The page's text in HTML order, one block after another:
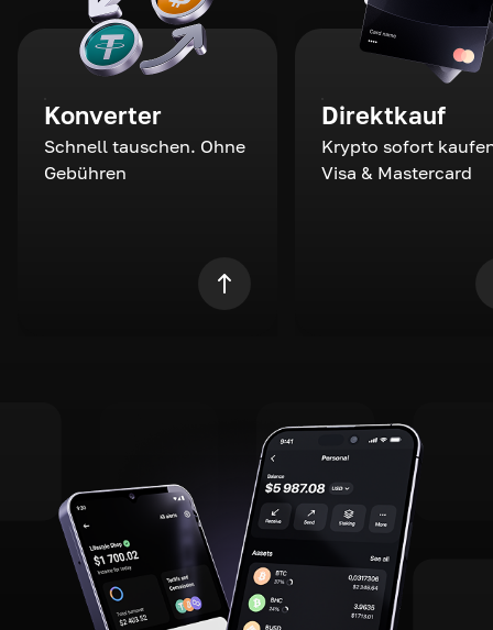
Konverter
Schnell tauschen. Ohne
Gebühren
Direktkauf
Krypto sofort
Visa & Mastercard